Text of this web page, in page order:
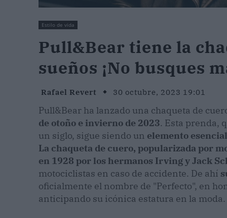
Estilo de vida
Pull&Bear tiene la
sueños ¡No busques
Rafael Revert 30 octubre, 2023 19:01
Pull&Bear ha lanzado una chaqueta de
de otoño e invierno de 2023. Esta prenda,
un siglo, sigue siendo un elemento
La chaqueta de cuero, popularizada por
en 1928 por los hermanos Irving y Jack
motociclistas en caso de accidente. De ahí
oficialmente el nombre de "Perfecto", en
anticipando su icónica estatura en la moda.